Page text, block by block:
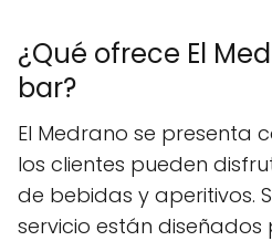
¿Qué ofrece El
bar?
El Medrano se presenta
los clientes pueden
de bebidas y aperitivos.
servicio están